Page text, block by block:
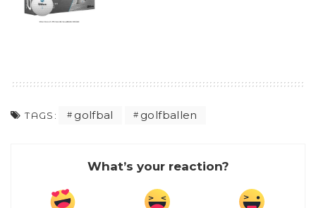
TAGS: golfbal golfballen
What’s your reaction?